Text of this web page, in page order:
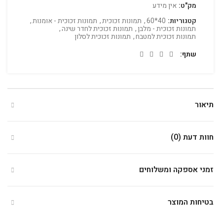
מק"ט: אין מידע
קטגוריות: 40*60
, תמונות זכוכית, תמונות זכוכית - אומנות,
תמונות זכוכית - מלבן, תמונות זכוכית לחדר שינה,
תמונות זכוכית למטבח, תמונות זכוכית לסלון
שתף
תיאור
חוות דעת (0)
זמני אספקה ומשלוחים
בטיחות המוצר